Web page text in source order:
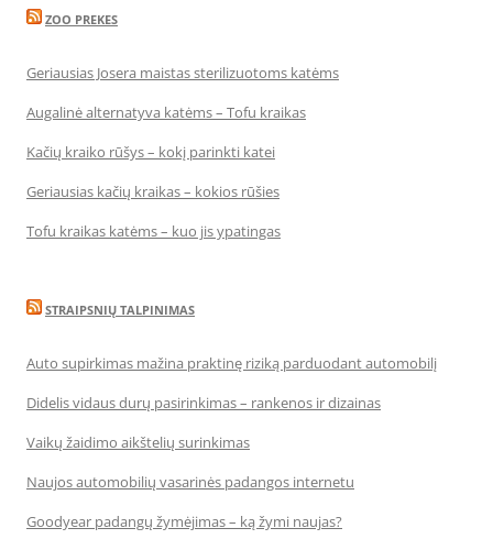
ZOO PREKES
Geriausias Josera maistas sterilizuotoms katėms
Augalinė alternatyva katėms – Tofu kraikas
Kačių kraiko rūšys – kokį parinkti katei
Geriausias kačių kraikas – kokios rūšies
Tofu kraikas katėms – kuo jis ypatingas
STRAIPSNIŲ TALPINIMAS
Auto supirkimas mažina praktinę riziką parduodant automobilį
Didelis vidaus durų pasirinkimas – rankenos ir dizainas
Vaikų žaidimo aikštelių surinkimas
Naujos automobilių vasarinės padangos internetu
Goodyear padangų žymėjimas – ką žymi naujas?